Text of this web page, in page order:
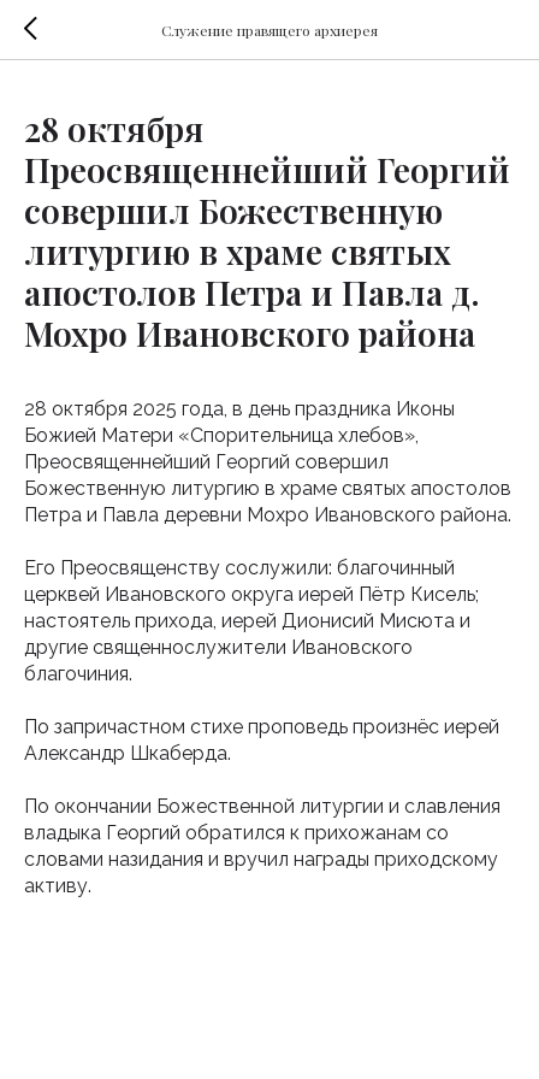
Служение правящего архиерея
28 октября
Преосвященнейший Георгий
совершил Божественную
литургию в храме святых
апостолов Петра и Павла д.
Мохро Ивановского района
28 октября 2025 года, в день праздника Иконы
Божией Матери «Спорительница хлебов»,
Преосвященнейший Георгий совершил
Божественную литургию в храме святых апостолов
Петра и Павла деревни Мохро Ивановского района.
Его Преосвященству сослужили: благочинный
церквей Ивановского округа иерей Пётр Кисель;
настоятель прихода, иерей Дионисий Мисюта и
другие священнослужители Ивановского
благочиния.
По запричастном стихе проповедь произнёс иерей
Александр Шкаберда.
По окончании Божественной литургии и славления
владыка Георгий обратился к прихожанам со
словами назидания и вручил награды приходскому
активу.